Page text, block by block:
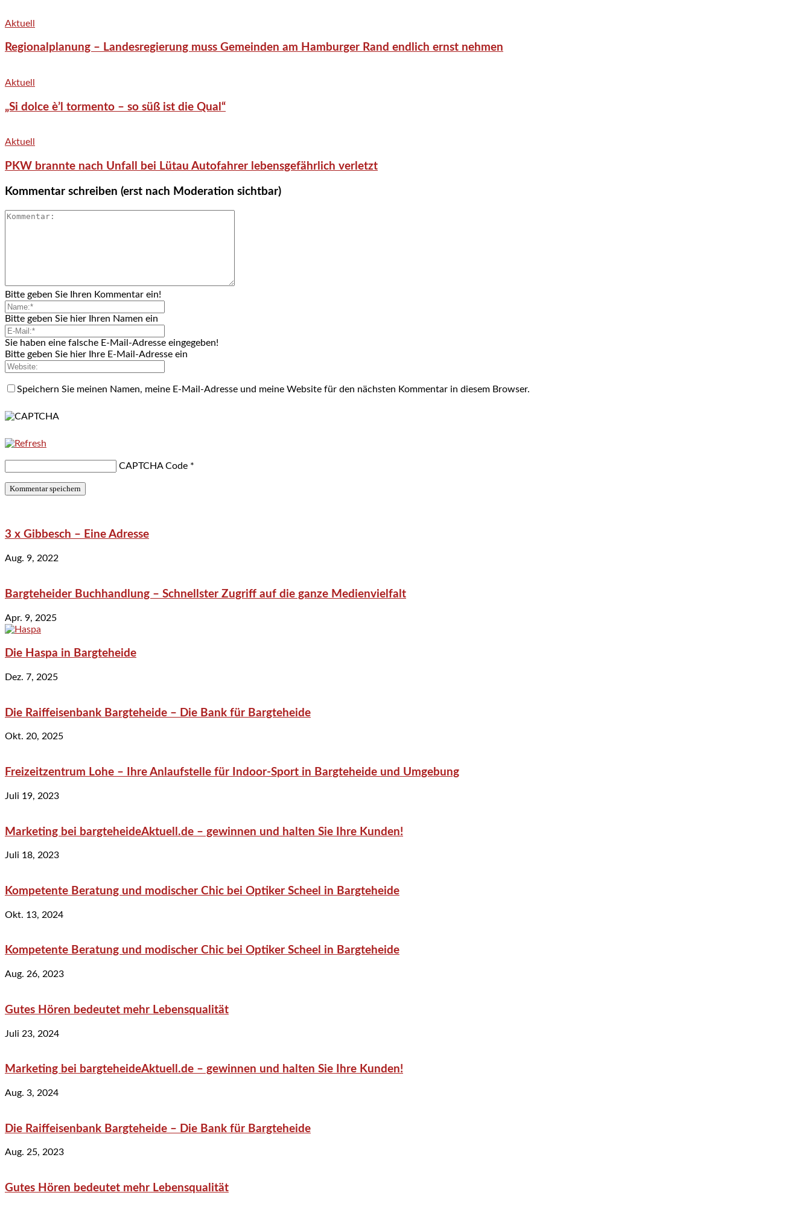
Aktuell
Regionalplanung – Landesregierung muss Gemeinden am Hamburger Rand endlich ernst nehmen
Aktuell
„Si dolce è’l tormento – so süß ist die Qual“
Aktuell
PKW brannte nach Unfall bei Lütau Autofahrer lebensgefährlich verletzt
Kommentar schreiben (erst nach Moderation sichtbar)
Bitte geben Sie Ihren Kommentar ein!
Bitte geben Sie hier Ihren Namen ein
Sie haben eine falsche E-Mail-Adresse eingegeben!
Bitte geben Sie hier Ihre E-Mail-Adresse ein
Speichern Sie meinen Namen, meine E-Mail-Adresse und meine Website für den nächsten Kommentar in diesem Browser.
CAPTCHA Code *
3 x Gibbesch – Eine Adresse
Aug. 9, 2022
Bargteheider Buchhandlung – Schnellster Zugriff auf die ganze Medienvielfalt
Apr. 9, 2025
Die Haspa in Bargteheide
Dez. 7, 2025
Die Raiffeisenbank Bargteheide – Die Bank für Bargteheide
Okt. 20, 2025
Freizeitzentrum Lohe – Ihre Anlaufstelle für Indoor-Sport in Bargteheide und Umgebung
Juli 19, 2023
Marketing bei bargteheideAktuell.de – gewinnen und halten Sie Ihre Kunden!
Juli 18, 2023
Kompetente Beratung und modischer Chic bei Optiker Scheel in Bargteheide
Okt. 13, 2024
Kompetente Beratung und modischer Chic bei Optiker Scheel in Bargteheide
Aug. 26, 2023
Gutes Hören bedeutet mehr Lebensqualität
Juli 23, 2024
Marketing bei bargteheideAktuell.de – gewinnen und halten Sie Ihre Kunden!
Aug. 3, 2024
Die Raiffeisenbank Bargteheide – Die Bank für Bargteheide
Aug. 25, 2023
Gutes Hören bedeutet mehr Lebensqualität